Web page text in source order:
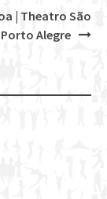
| Theatro São
Alegre